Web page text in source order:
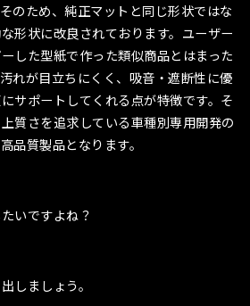
のため、純正マットと同じ形状ではな
形状に改良されております。ユーザー
した型紙で作った類似商品とはまった
れが目立ちにくく、吸音・遮断性に優
サポートしてくれる点が特徴です。そ
質さを追求している車種別専用開発の
品質製品となります。
いですよね？
しましょう。